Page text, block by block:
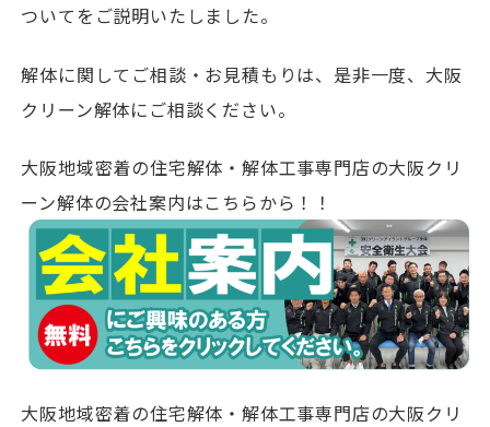
ついてをご説明いたしました。
解体に関してご相談・お見積もりは、是非一度、大阪
クリーン解体にご相談ください。
大阪地域密着の住宅解体・解体工事専門店の大阪クリ
ーン解体の会社案内はこちらから！！
大阪地域密着の住宅解体・解体工事専門店の大阪クリ